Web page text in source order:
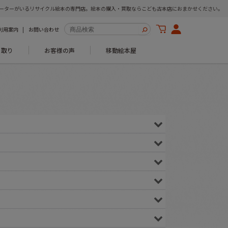
ターがいるリサイクル絵本の専門店。絵本の購入・買取ならこども古本店におまかせください。
用案内 お問い合わせ
り お客様の声 移動絵本屋